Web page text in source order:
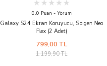
0.0 Puan - Yorum
Galaxy S24 Ekran Koruyucu, Spigen Neo
Flex (2 Adet)
799,00 TL
1.199,90 TL